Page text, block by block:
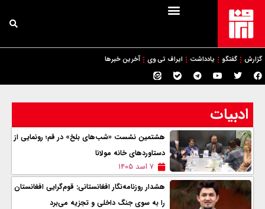
گزارش گفتگو یادداشت ایراف تی وی آخرین خبرها
ادبیات
هشتمین نشست «شب‌های بلخ» در قم؛ رونمایی از
دستاوردهای خانه مولانا
۷ اسد ۱۴۰۵
هشدار روزنامه‌نگار افغانستانی: قوم‌گرایی افغانستان
را به سوی جنگ داخلی و تجزیه می‌برد